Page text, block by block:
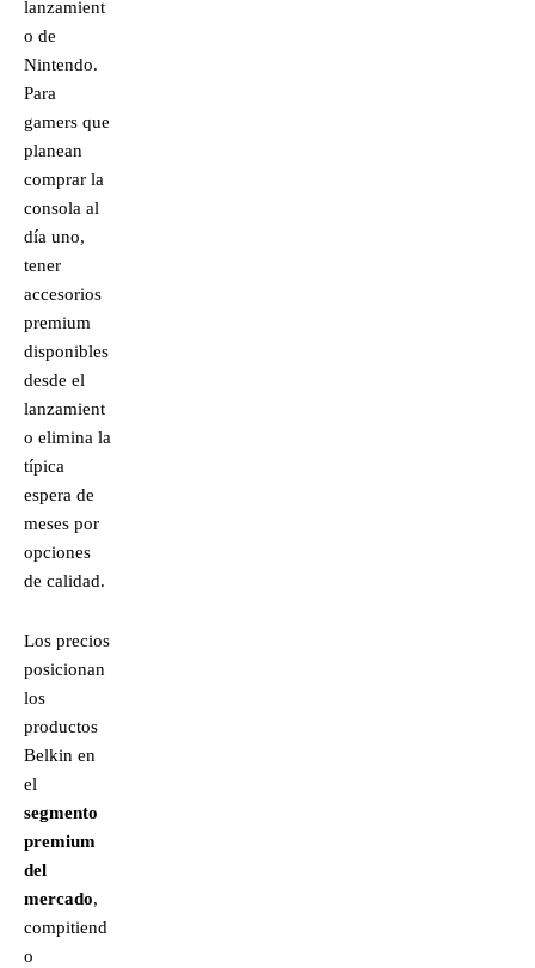
lanzamient
o de
Nintendo.
Para
gamers que
planean
comprar la
consola al
día uno,
tener
accesorios
premium
disponibles
desde el
lanzamient
o elimina la
típica
espera de
meses por
opciones
de calidad.
Los precios
posicionan
los
productos
Belkin en
el
segmento
premium
del
mercado,
compitiend
o